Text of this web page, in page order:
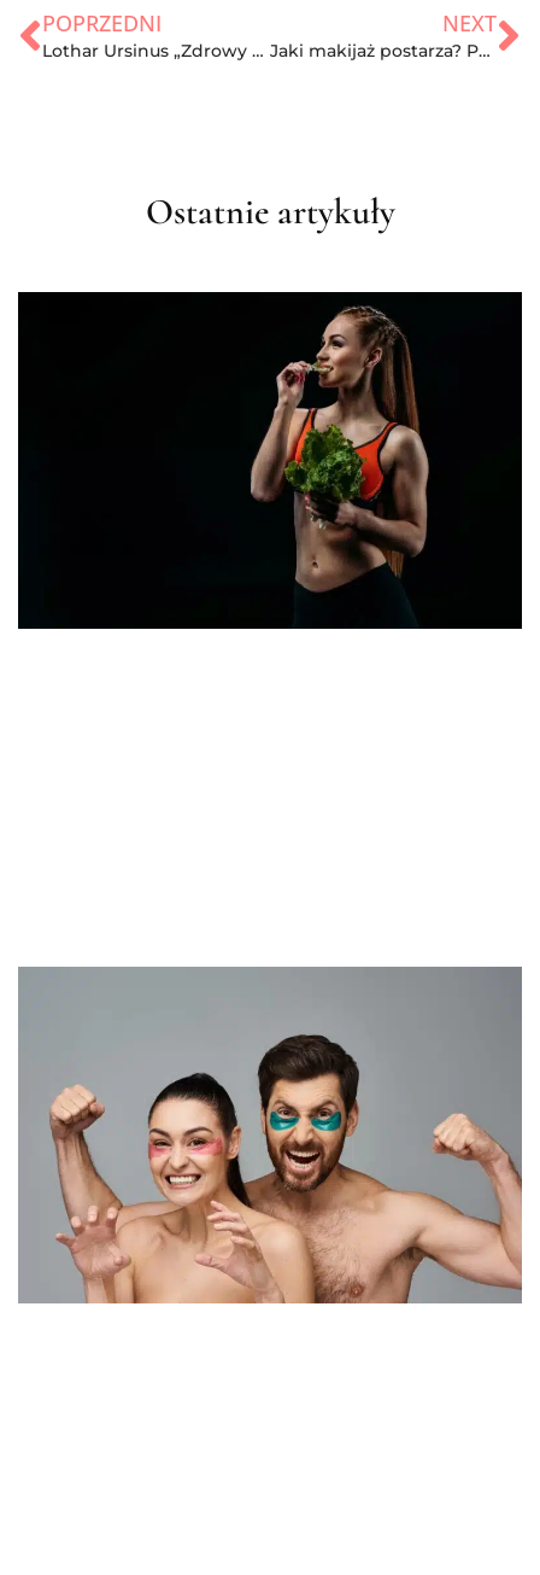
POPRZEDNI
Lothar Ursinus „Zdrowy metabolizm”
NEXT
Jaki makijaż postarza? Przez te błędy dodasz sobie lat
Ostatnie artykuły